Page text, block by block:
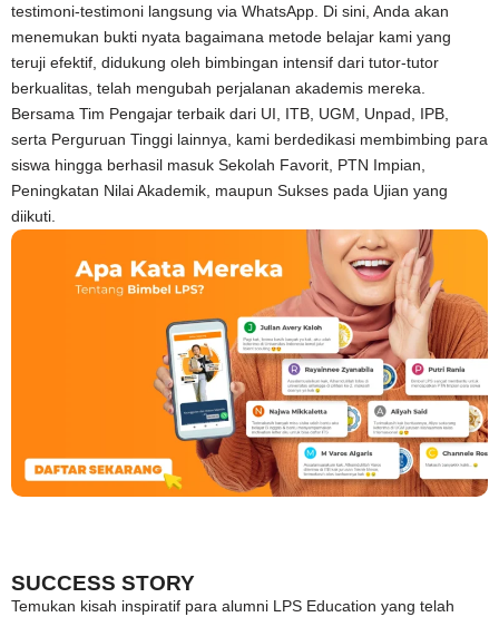
testimoni-testimoni langsung via WhatsApp. Di sini, Anda akan
menemukan bukti nyata bagaimana metode belajar kami yang
teruji efektif, didukung oleh bimbingan intensif dari tutor-tutor
berkualitas, telah mengubah perjalanan akademis mereka.
Bersama Tim Pengajar terbaik dari UI, ITB, UGM, Unpad, IPB,
serta Perguruan Tinggi lainnya, kami berdedikasi membimbing para
siswa hingga berhasil masuk Sekolah Favorit, PTN Impian,
Peningkatan Nilai Akademik, maupun Sukses pada Ujian yang
diikuti.
SUCCESS STORY
Temukan kisah inspiratif para alumni LPS Education yang telah